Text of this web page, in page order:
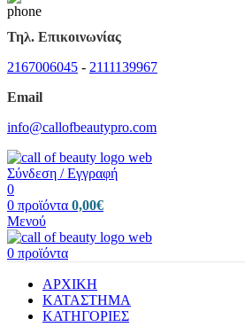
Τηλ. Επικοινωνίας
2167006045 - 2111139967
Email
info@callofbeautypro.com
Σύνδεση / Εγγραφή
0
0 προϊόντα 0,00€
Μενού
0 προϊόντα
ΑΡΧΙΚΗ
ΚΑΤΑΣΤΗΜΑ
ΚΑΤΗΓΟΡΙΕΣ